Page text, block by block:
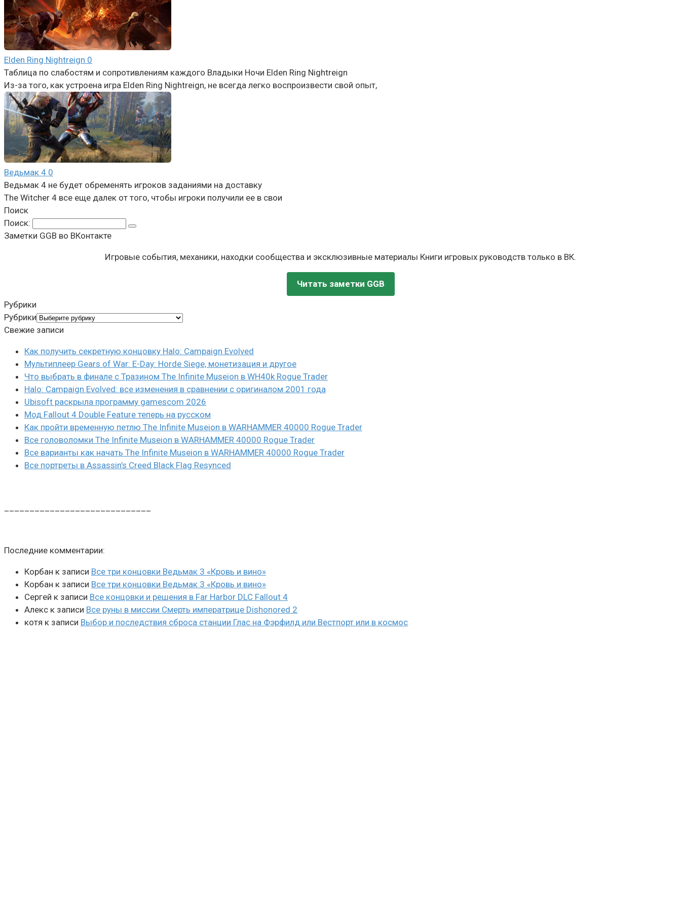
Elden Ring Nightreign 0
Таблица по слабостям и сопротивлениям каждого Владыки Ночи Elden Ring Nightreign
Из-за того, как устроена игра Elden Ring Nightreign, не всегда легко воспроизвести свой опыт,
Ведьмак 4 0
Ведьмак 4 не будет обременять игроков заданиями на доставку
The Witcher 4 все еще далек от того, чтобы игроки получили ее в свои
Поиск
Поиск:
Заметки GGB во ВКонтакте
Игровые события, механики, находки сообщества и эксклюзивные материалы Книги игровых руководств только в ВК.
Читать заметки GGB
Рубрики
Рубрики
Свежие записи
Как получить секретную концовку Halo: Campaign Evolved
Мультиплеер Gears of War: E-Day: Horde Siege, монетизация и другое
Что выбрать в финале с Тразином The Infinite Museion в WH40k Rogue Trader
Halo: Campaign Evolved: все изменения в сравнении с оригиналом 2001 года
Ubisoft раскрыла программу gamescom 2026
Мод Fallout 4 Double Feature теперь на русском
Как пройти временную петлю The Infinite Museion в WARHAMMER 40000 Rogue Trader
Все головоломки The Infinite Museion в WARHAMMER 40000 Rogue Trader
Все варианты как начать The Infinite Museion в WARHAMMER 40000 Rogue Trader
Все портреты в Assassin’s Creed Black Flag Resynced
Последние комментарии:
Корбан к записи Все три концовки Ведьмак 3 «Кровь и вино»
Корбан к записи Все три концовки Ведьмак 3 «Кровь и вино»
Сергей к записи Все концовки и решения в Far Harbor DLC Fallout 4
Алекс к записи Все руны в миссии Смерть императрице Dishonored 2
котя к записи Выбор и последствия сброса станции Глас на Фэрфилд или Вестпорт или в космос